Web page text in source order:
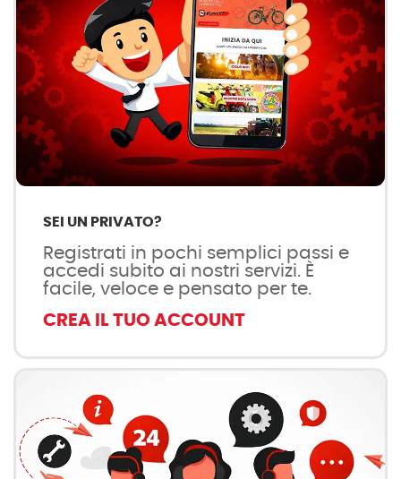
SEI UN PRIVATO?
Registrati in pochi semplici passi e
accedi subito ai nostri servizi. È
facile, veloce e pensato per te.
CREA IL TUO ACCOUNT